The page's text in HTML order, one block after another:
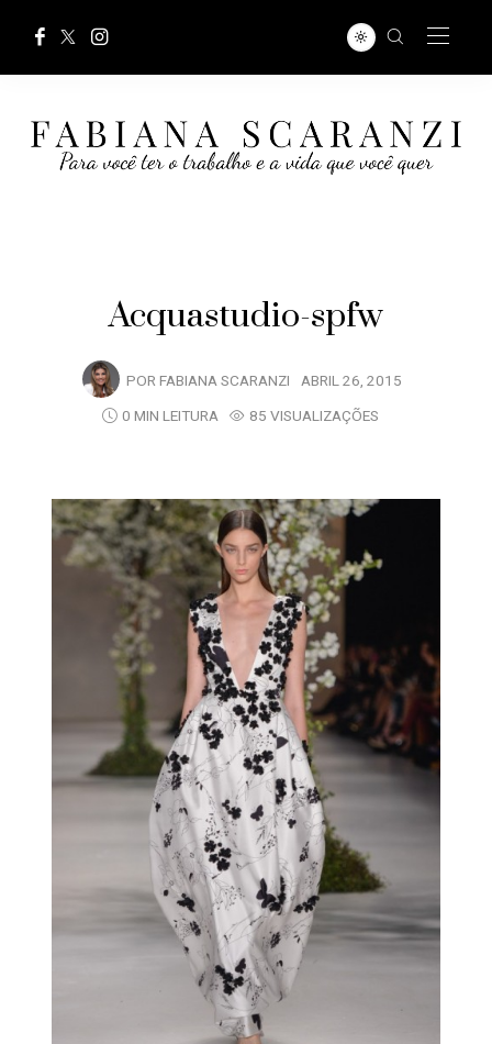
Acquastudio-spfw
POR FABIANA SCARANZI ABRIL 26, 2015
0 MIN LEITURA
85 VISUALIZAÇÕES